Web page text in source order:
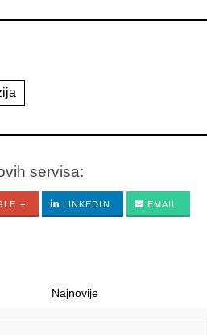
servisa:
+ LINKEDIN EMAIL
Najnovije